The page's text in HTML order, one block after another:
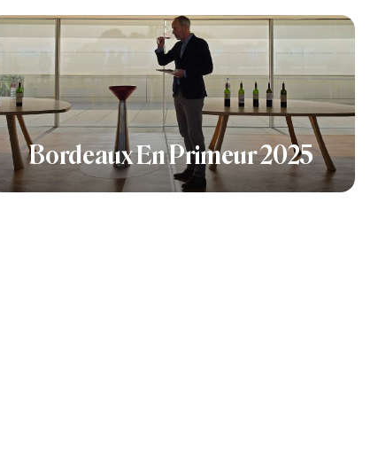
Bordeaux En Primeur 2025